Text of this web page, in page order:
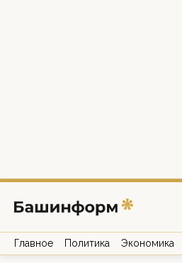
Главное Политика Экономика